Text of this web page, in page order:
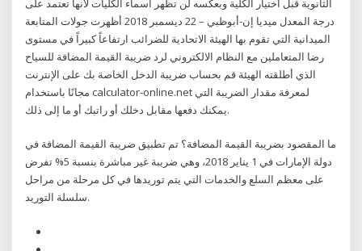
الثانوية قبل اختيار الكلية وبعكسه لن تظهر اسماء الكليات لانها تعتمد على
درجة المعدل ميديا إن-أبوظبي – 22 ديسمبر 2018 أظهرت جولات المتابعة
الميدانية التي تقوم بها الهيئة الاتحادية للضرائب ارتفاعاً كبيراً في مستوى
رضا المتعاملين مع النظام الالكتروني لرد ضريبة القيمة المضافة للسياح
الذي أطلقته الهيئة قم بحساب ضريبة الدخل الخاصة بك على الإنترنت
مجانًا باستخدام calculator-online.net لمعرفة مقدار الضريبة التي
يمكنك دفعها مقابل دخلك أو راتبك أو ما إلى ذلك.
ما المقصود بضريبة القيمة المضافة؟ تم تطبيق ضريبة القيمة المضافة في
دولة الإمارات في 1 يناير 2018، وهي ضريبة غير مباشرة بنسبة 5% تفرض
على معظم السلع والخدمات التي يتم توريدها في كل مرحلة من مراحل
سلسلة التوريد.